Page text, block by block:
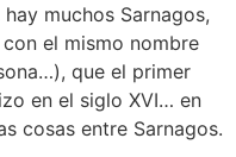
muchos Sarnagos,
el mismo nombre
que el primer
en el siglo XVI… en
cosas entre Sarnagos.